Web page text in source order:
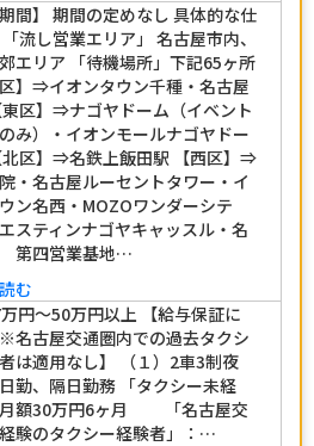
期間】 期間の定めなし 具体的な仕
流し営業エリア」 名古屋市内、
エリア 「待機場所」下記65ヶ所
区】⇒イオンタウン千種・名古屋
区】⇒ナゴヤドーム（イベント
み）・イオンモールナゴヤドー
北区】⇒名鉄上飯田駅 【西区】⇒
・名古屋ルーセントタワー・イ
ン名西・MOZOワンダーシテ
スティンナゴヤキャッスル・名
第四営業基地…
む
円～50万円以上 【給与保証に
名古屋交通圏内での過去タクシ
は適用なし】 （１）2車3制夜
勤、隔日勤務 「タクシー未経
額30万円6ヶ月 「名古屋交
験のタクシー経験者」：…